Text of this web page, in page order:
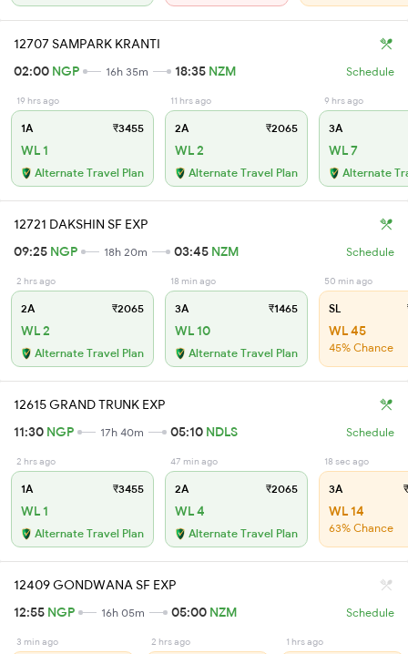
12707 SAMPARK KRANTI
02:00 NGP 16h 35m 18:35 NZM Schedule
19 hrs ago
1A ₹3455
WL 1
Alternate Travel Plan
11 hrs ago
2A ₹2065
WL 2
Alternate Travel Plan
9 hrs ago
3A
WL 7
Alternate
12721 DAKSHIN SF EXP
09:25 NGP 18h 20m 03:45 NZM Schedule
2 hrs ago
2A ₹2065
WL 2
Alternate Travel Plan
18 min ago
3A ₹1465
WL 10
Alternate Travel Plan
50 min ago
SL
WL 45
45% Chance
12615 GRAND TRUNK EXP
11:30 NGP 17h 40m 05:10 NDLS Schedule
2 hrs ago
1A ₹3455
WL 1
Alternate Travel Plan
47 min ago
2A ₹2065
WL 4
Alternate Travel Plan
18 sec ago
3A
WL 14
63% Chance
12409 GONDWANA SF EXP
12:55 NGP 16h 05m 05:00 NZM Schedule
3 min ago 2 hrs ago 1 hrs ago